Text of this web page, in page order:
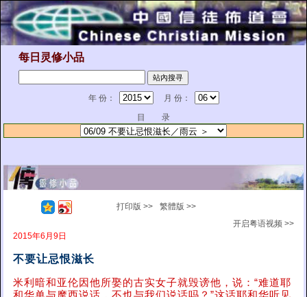
每日灵修小品
年 份：
月 份：
目 录
打印版 >>
繁體版 >>
开启粤语视频 >>
2015年6月9日
不要让忌恨滋长
米利暗和亚伦因他所娶的古实女子就毁谤他，说：“难道耶